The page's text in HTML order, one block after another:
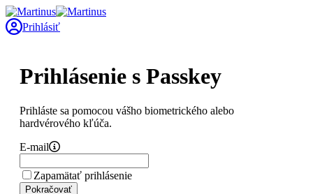
Prihlásiť
Prihlásenie s Passkey
Prihláste sa pomocou vášho biometrického alebo
hardvérového kľúča.
E-mail
Zapamätať prihlásenie
Pokračovať